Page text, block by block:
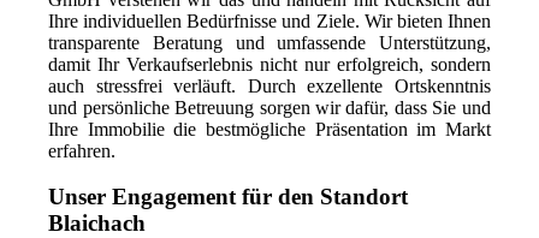
Ihre individuellen Bedürfnisse und Ziele. Wir bieten Ihnen
transparente Beratung und umfassende Unterstützung,
damit Ihr Verkaufserlebnis nicht nur erfolgreich, sondern
auch stressfrei verläuft. Durch exzellente Ortskenntnis
und persönliche Betreuung sorgen wir dafür, dass Sie und
Ihre Immobilie die bestmögliche Präsentation im Markt
erfahren.
Unser Engagement für den Standort
Blaichach